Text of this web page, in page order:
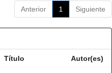
Anterior 1 Siguiente
Título Autor(es)